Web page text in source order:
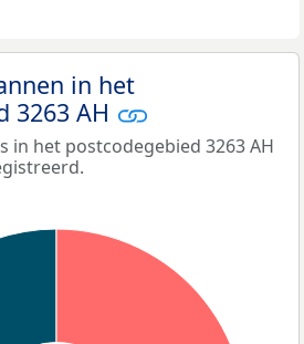
in het
3263 AH
in het postcodegebied 3263 AH